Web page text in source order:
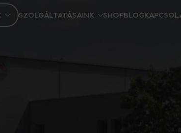
SZOLGÁLTATÁSAINK SHOPBLOG